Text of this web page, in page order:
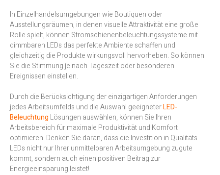
In Einzelhandelsumgebungen wie Boutiquen oder
Ausstellungsräumen, in denen visuelle Attraktivität eine große
Rolle spielt, können Stromschienenbeleuchtungssysteme mit
dimmbaren LEDs das perfekte Ambiente schaffen und
gleichzeitig die Produkte wirkungsvoll hervorheben. So können
Sie die Stimmung je nach Tageszeit oder besonderen
Ereignissen einstellen.
Durch die Berücksichtigung der einzigartigen Anforderungen
jedes Arbeitsumfelds und die Auswahl geeigneterLED-
Beleuchtung Lösungen auswählen, können Sie Ihren
Arbeitsbereich für maximale Produktivität und Komfort
optimieren. Denken Sie daran, dass die Investition in Qualitäts-
LEDs nicht nur Ihrer unmittelbaren Arbeitsumgebung zugute
kommt, sondern auch einen positiven Beitrag zur
Energieeinsparung leistet!